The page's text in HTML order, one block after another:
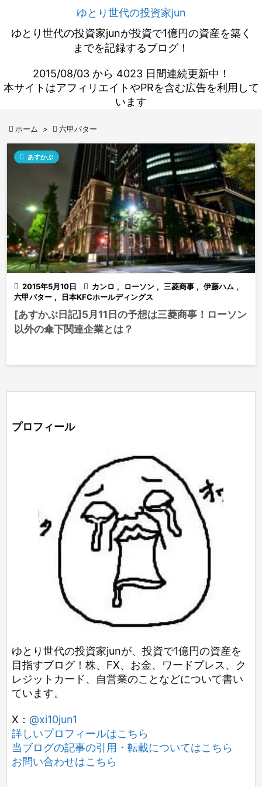
ゆとり世代の投資家jun
ゆとり世代の投資家junが投資で1億円の資産を築く
までを記録するブログ！
2015/08/03 から 4023 日間連続更新中！
本サイトはアフィリエイトやPRを含む広告を利用して
います
 ホーム >  六甲バター
 2015年5月10日
 あすかぶ
 カンロ , ローソン , 三菱商事 , 伊藤ハム ,
六甲バター , 日本KFCホールディングス
[あすかぶ日記]5月11日の予想は三菱商事！ローソン
以外の傘下関連企業とは？
プロフィール
ゆとり世代の投資家junが、投資で1億円の資産を
目指すブログ！株、FX、お金、ワードプレス、ク
レジットカード、自営業のことなどについて書い
ています。
X： @xi10jun1
詳しいプロフィールはこちら
当ブログの記事の引用・転載についてはこちら
お問い合わせはこちら